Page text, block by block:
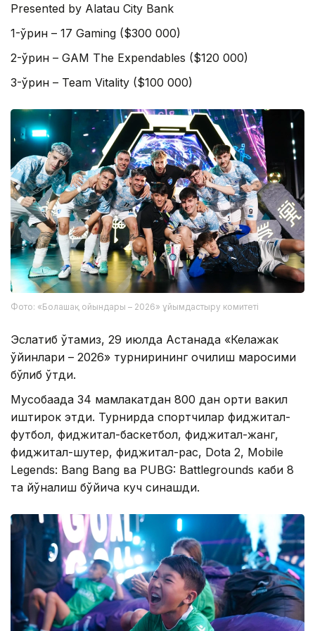
Presented by Alatau City Bank
1-ўрин – 17 Gaming ($300 000)
2-ўрин – GAM The Expendables ($120 000)
3-ўрин – Team Vitality ($100 000)
Фото: «Болашақ ойындары – 2026» ұйымдастыру комитеті
Эслатиб ўтамиз, 29 июлда Астанада «Келажак
ўйинлари – 2026» турнирининг очилиш маросими
бўлиб ўтди.
Мусобақада 34 мамлакатдан 800 дан ортиқ вакил
иштирок этди. Турнирда спортчилар фиджитал-
футбол, фиджитал-баскетбол, фиджитал-жанг,
фиджитал-шутер, фиджитал-рақс, Dota 2, Mobile
Legends: Bang Bang ва PUBG: Battlegrounds каби 8
та йўналиш бўйича куч синашди.